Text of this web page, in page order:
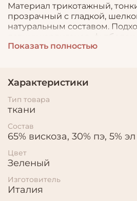
Материал трикотажный,
прозрачный с гладкой,
натуральным составом.
летних кардиганов,
Показать полностью
Характеристики
Тип товара
ткани
Состав
65% вискоза, 30% пэ, 5% эл
Цвет
Зеленый
Изготовитель
Италия